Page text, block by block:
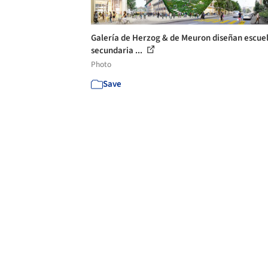
Galería de Herzog & de Meuron diseñan
secundaria ...
Photo
Save